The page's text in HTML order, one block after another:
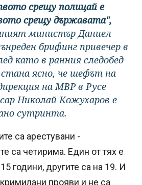
срещу полицай е
срещу държавата",
министър Даниел
брифинг привечер в
като в ранния следобед
ясно, че шефът на
на МВР в Русе
Николай Кожухаров е
сутринта.
са арестувани -
са четирима. Един от тях е
години, другите са на 19. И
прояви и не са